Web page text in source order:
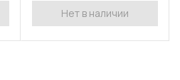
Нет в наличии